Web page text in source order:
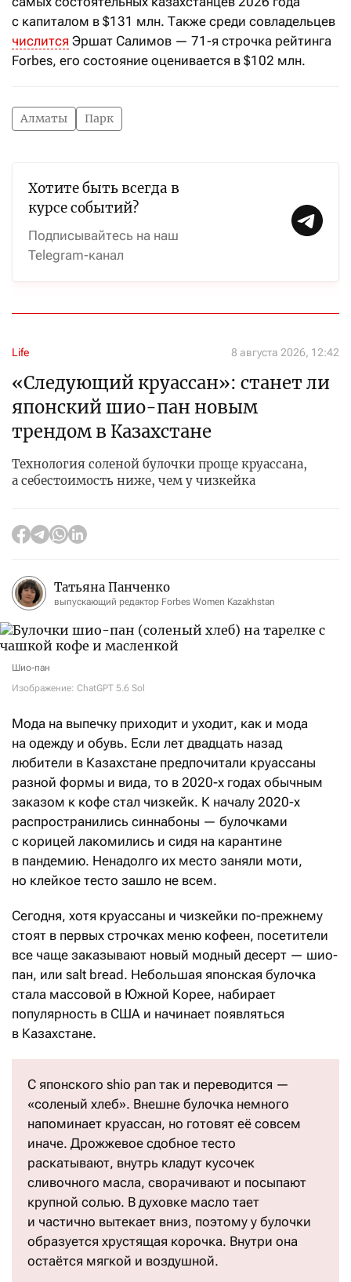
с капиталом в $131 млн. Также среди совладельцев
числится Эршат Салимов — 71-я строчка рейтинга
Forbes, его состояние оценивается в $102 млн.
Алматы Парк
Хотите быть всегда в
курсе событий?
Подписывайтесь на наш
Telegram-канал
Life 8 августа 2026, 12:42
«Следующий круассан»: станет ли
японский шио-пан новым
трендом в Казахстане
Технология соленой булочки проще круассана,
а себестоимость ниже, чем у чизкейка
Татьяна Панченко
выпускающий редактор Forbes Women Kazakhstan
Шио-пан
Изображение: ChatGPT 5.6 Sol
Мода на выпечку приходит и уходит, как и мода
на одежду и обувь. Если лет двадцать назад
любители в Казахстане предпочитали круассаны
разной формы и вида, то в 2020-х годах обычным
заказом к кофе стал чизкейк. К началу 2020-х
распространились синнабоны — булочками
с корицей лакомились и сидя на карантине
в пандемию. Ненадолго их место заняли моти,
но клейкое тесто зашло не всем.
Сегодня, хотя круассаны и чизкейки по-прежнему
стоят в первых строчках меню кофеен, посетители
все чаще заказывают новый модный десерт — шио-
пан, или salt bread. Небольшая японская булочка
стала массовой в Южной Корее, набирает
популярность в США и начинает появляться
в Казахстане.
С японского shio pan так и переводится —
«соленый хлеб». Внешне булочка немного
напоминает круассан, но готовят её совсем
иначе. Дрожжевое сдобное тесто
раскатывают, внутрь кладут кусочек
сливочного масла, сворачивают и посыпают
крупной солью. В духовке масло тает
и частично вытекает вниз, поэтому у булочки
образуется хрустящая корочка. Внутри она
остаётся мягкой и воздушной.